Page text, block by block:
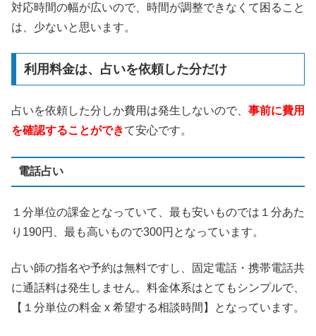
対応時間の幅が広いので、時間が調整できなくて困ること
は、少ないと思います。
利用料金は、占いを依頼した分だけ
占いを依頼した分しか費用は発生しないので、 事前に費用
を確認することができて安心です。
電話占い
１分単位の課金となっていて、最も安いものでは１分あた
り190円、最も高いもので300円となっています。
占い師の指名や予約は無料ですし、固定電話・携帯電話共
に通話料は発生しません。料金体系はとてもシンプルで、
【１分単位の料金 x 希望する相談時間】となっています。